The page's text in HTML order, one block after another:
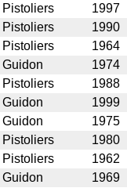
Pistoliers
1997
Pistoliers
1990
Pistoliers
1964
Guidon
1974
Pistoliers
1988
Guidon
1999
Guidon
1975
Pistoliers
1980
Pistoliers
1962
Guidon
1969